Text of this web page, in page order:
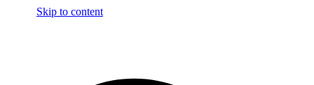
Skip to content